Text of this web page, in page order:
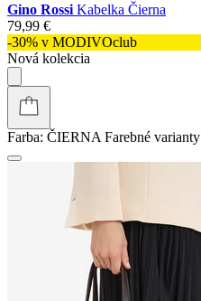
Gino Rossi Kabelka Čierna
79,99 €
-30% v MODIVOclub
Nová kolekcia
Farba: ČIERNA Farebné varianty